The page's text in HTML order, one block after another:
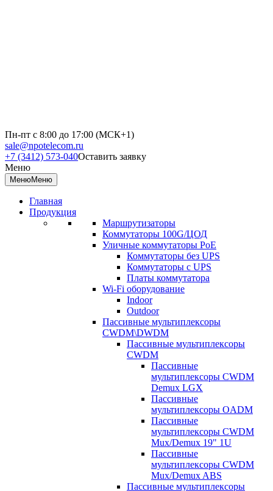
Пн-пт с 8:00 до 17:00 (МСК+1)
sale@npotelecom.ru
+7 (3412) 573-040Оставить заявку
Меню
МенюМеню
Главная
Продукция
Маршрутизаторы
Коммутаторы 100G/ЦОД
Уличные коммутаторы PoE
Коммутаторы без UPS
Коммутаторы с UPS
Платы коммутатора
Wi-Fi оборудование
Indoor
Outdoor
Пассивные мультиплексоры
CWDM\DWDM
Пассивные мультиплексоры
CWDM
Пассивные
мультиплексоры CWDM
Demux LGX
Пассивные
мультиплексоры OADM
Пассивные
мультиплексоры CWDM
Mux/Demux 19" 1U
Пассивные
мультиплексоры CWDM
Mux/Demux ABS
Пассивные мультиплексоры